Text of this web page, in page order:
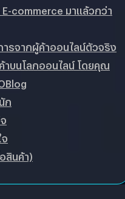
commerce มาแล้วกว่า
รจากผู้ค้าออนไลน์ตัวจริง
าบนโลกออนไลน์ โดยคุณ
ก
สินค้า)